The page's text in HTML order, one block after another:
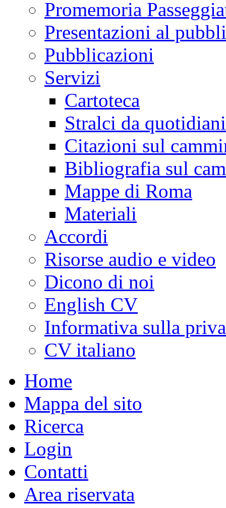
Promemoria
Presentazioni al
Pubblicazioni
Servizi
Cartoteca
Stralci da
Citazioni sul
Bibliografia sul
Mappe di Roma
Materiali
Accordi
Risorse audio e video
Dicono di noi
English CV
Informativa sulla
CV italiano
Home
Mappa del sito
Ricerca
Login
Contatti
Area riservata